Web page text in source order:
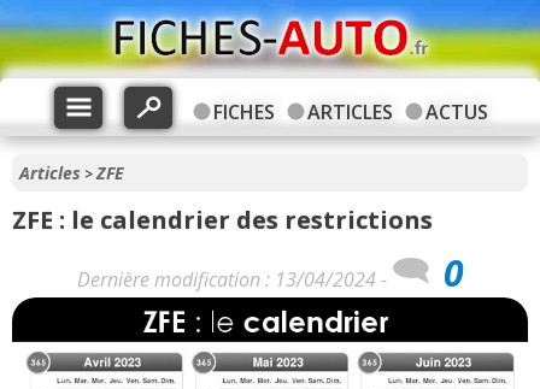
FICHES ARTICLES ACTUS
Articles >ZFE
ZFE : le calendrier des restrictions
Dernière modification : 13/04/2024 - 0